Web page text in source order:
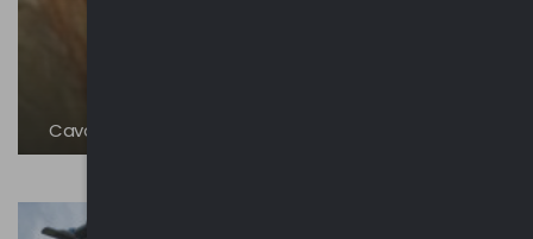
Cava di marmo rosso “Fiamma di Plesio” | Ligomena